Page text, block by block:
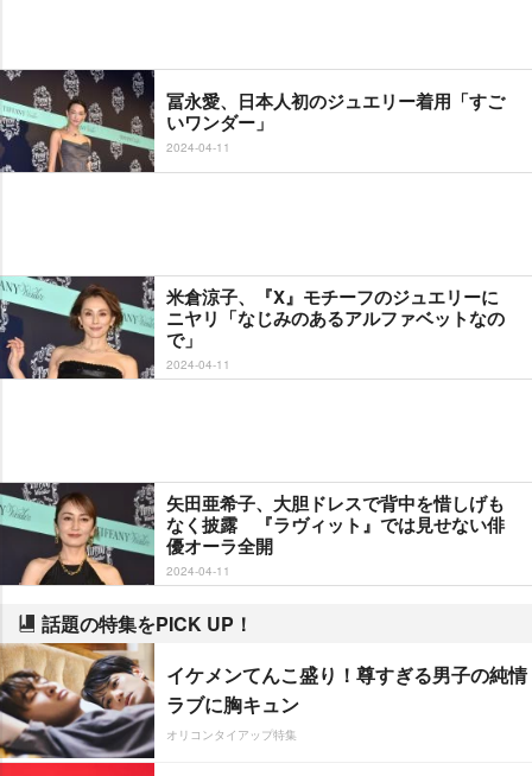
冨永愛、日本人初のジュエリー着用「すご
いワンダー」
2024-04-11
米倉涼子、『X』モチーフのジュエリーに
ニヤリ「なじみのあるアルファベットなの
で」
2024-04-11
矢田亜希子、大胆ドレスで背中を惜しげも
なく披露 『ラヴィット』では見せない俳
優オーラ全開
2024-04-11
話題の特集をPICK UP！
イケメンてんこ盛り！尊すぎる男子の純情
ラブに胸キュン
オリコンタイアップ特集